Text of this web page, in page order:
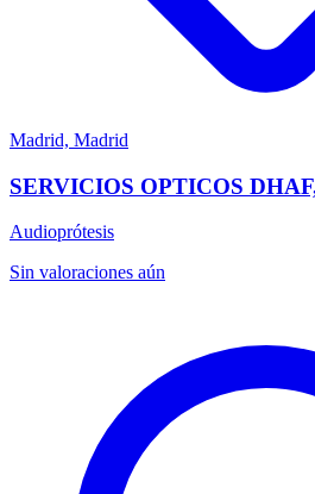
Madrid, Madrid
SERVICIOS OPTICOS
Audioprótesis
Sin valoraciones aún